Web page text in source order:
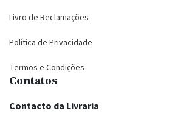
Livro de Reclamações
Política de Privacidade
Termos e Condições
Contatos
Contacto da Livraria